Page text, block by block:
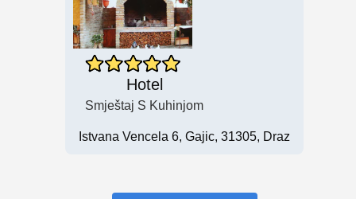
Hotel
Smještaj S Kuhinjom
Istvana Vencela 6, Gajic, 31305, Draz